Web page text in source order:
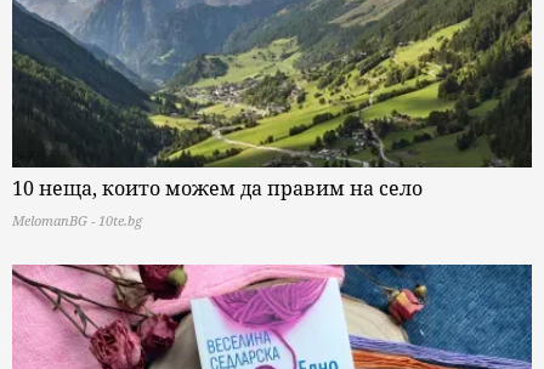
10 неща, които можем да правим на село
MelomanBG - 10te.bg